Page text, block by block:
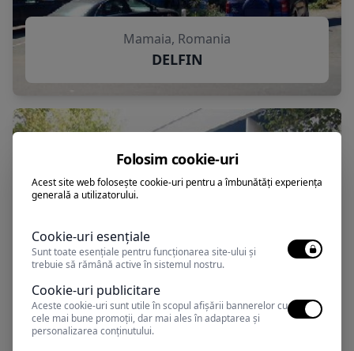
Mamaia, Romania
DELFIN
Folosim cookie-uri
Acest site web folosește cookie-uri pentru a îmbunătăți experiența
generală a utilizatorului.
Cookie-uri esențiale
Sunt toate esențiale pentru funcționarea site-ului și
trebuie să rămână active în sistemul nostru.
Cookie-uri publicitare
Aceste cookie-uri sunt utile în scopul afișării bannerelor cu
cele mai bune promoții, dar mai ales în adaptarea și
personalizarea conținutului.